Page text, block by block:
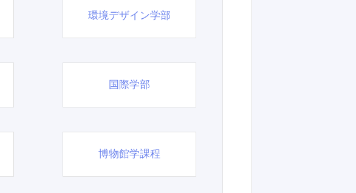
環境デザイン学部
国際学部
博物館学課程